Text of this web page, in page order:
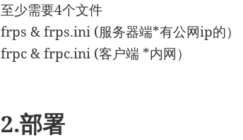
至少需要4个文件
frps & frps.ini (服务器端*有公网ip的）
frpc & frpc.ini (客户端 *内网）
2.部署